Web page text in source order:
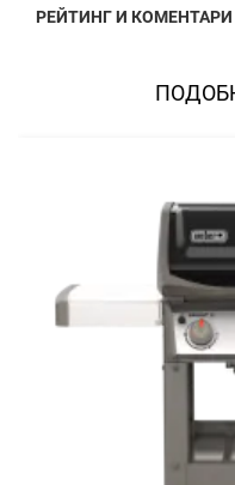
РЕЙТИНГ И КОМЕНТАРИ